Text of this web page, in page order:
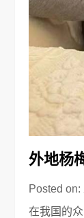
外地杨
Posted on:
在我国的